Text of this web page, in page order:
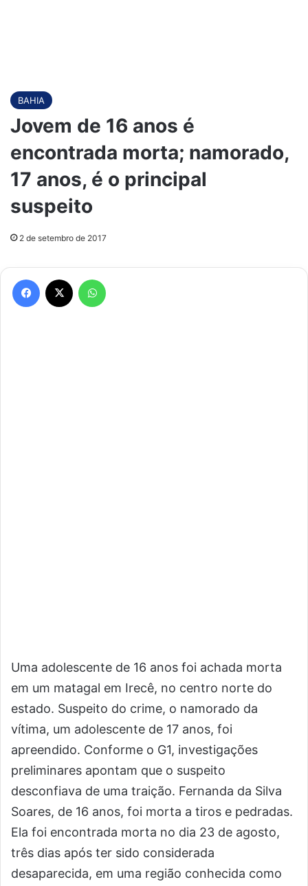
BAHIA
Jovem de 16 anos é
encontrada morta; namorado,
17 anos, é o principal
suspeito
2 de setembro de 2017
Uma adolescente de 16 anos foi achada morta
em um matagal em Irecê, no centro norte do
estado. Suspeito do crime, o namorado da
vítima, um adolescente de 17 anos, foi
apreendido. Conforme o G1, investigações
preliminares apontam que o suspeito
desconfiava de uma traição. Fernanda da Silva
Soares, de 16 anos, foi morta a tiros e pedradas.
Ela foi encontrada morta no dia 23 de agosto,
três dias após ter sido considerada
desaparecida, em uma região conhecida como